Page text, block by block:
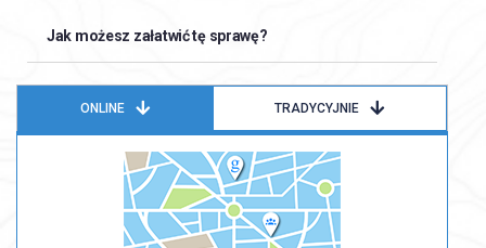
Jak możesz załatwić tę sprawę?
ONLINE TRADYCYJNIE